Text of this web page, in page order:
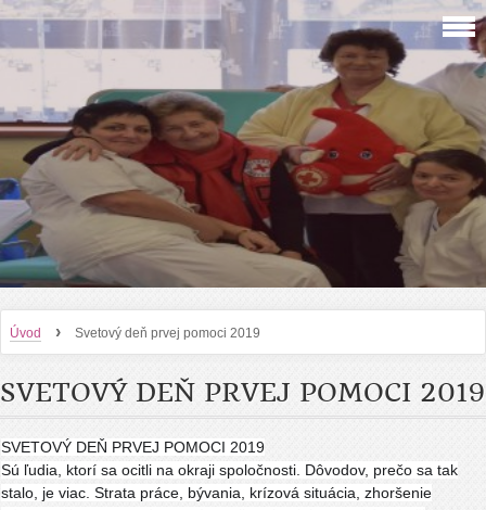
Úvod › Svetový deň prvej pomoci 2019
SVETOVÝ DEŇ PRVEJ POMOCI 2019
SVETOVÝ DEŇ PRVEJ POMOCI 2019
Sú ľudia, ktorí sa ocitli na okraji spoločnosti. Dôvodov, prečo sa tak
stalo, je viac. Strata práce, bývania, krízová situácia, zhoršenie